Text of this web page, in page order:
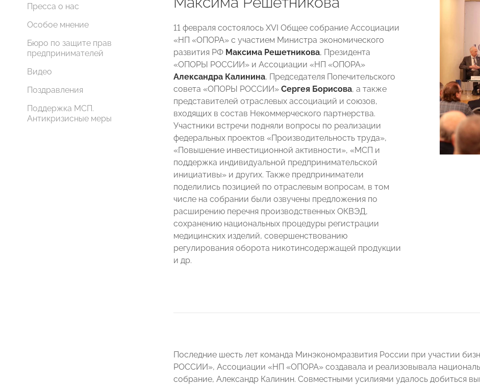
Пресса о нас
Особое мнение
Бюро по защите прав
предпринимателей
Видео
Поздравления
Поддержка МСП.
Антикризисные меры
11 февраля состоялось XVI Общее собрание Ассоциации
«НП «ОПОРА» с участием Министра экономического
развития РФ Максима Решетникова, Президента
«ОПОРЫ РОССИИ» и Ассоциации «НП «ОПОРА»
Александра Калинина, Председателя Попечительского
совета «ОПОРЫ РОССИИ» Сергея Борисова, а также
представителей отраслевых ассоциаций и союзов,
входящих в состав Некоммерческого партнерства.
Участники встречи подняли вопросы по реализации
федеральных проектов «Производительность труда»,
«Повышение инвестиционной активности», «МСП и
поддержка индивидуальной предпринимательской
инициативы» и других. Также предприниматели
поделились позицией по отраслевым вопросам, в том
числе на собрании были озвучены предложения по
расширению перечня производственных ОКВЭД,
сохранению национальных процедуры регистрации
медицинских изделий, совершенствованию
регулирования оборота никотинсодержащей продукции
и др.
Последние шесть лет команда Минэкономразвития России при участии
РОССИИ», Ассоциации «НП «ОПОРА» создавала и реализовывала
собрание, Александр Калинин. Совместными усилиями удалось добиться